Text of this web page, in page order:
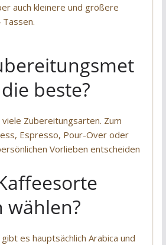
auch kleinere und größere
beste?
Zubereitungsarten. Zum
Espresso, Pour-Over oder
Vorlieben entscheiden
wählen?
es hauptsächlich Arabica und